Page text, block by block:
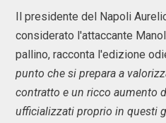
Il presidente del Napoli
considerato l'attaccante
pallino, racconta l'edizione
punto che si prepara a
contratto e un ricco aumento
ufficializzati proprio in questi